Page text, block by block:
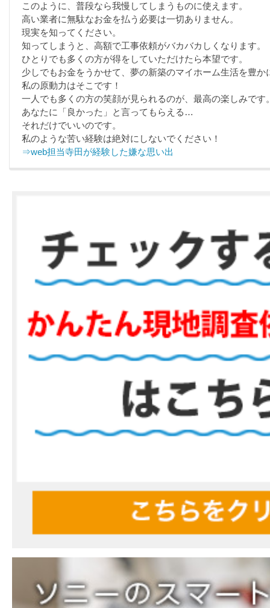
このように、普段なら我慢してしまうものに使えます。
高い業者に無駄なお金を払う必要は一切ありません。
現実を知ってください。
知ってしまうと、高額で工事依頼がバカバカしくなります。
ひとりでも多くの方が得をしていただけたら本望です。
少しでもお金をうかせて、夢の新築のマイホーム生活を豊
私の原動力はそこです！
一人でも多くの方の笑顔が見られるのが、最高の楽しみです
あなたに「良かった」と言ってもらえる…
それだけでいいのです。
私のような苦い経験は絶対にしないでください！
⇒web担当寺田が経験した嫌な思い出